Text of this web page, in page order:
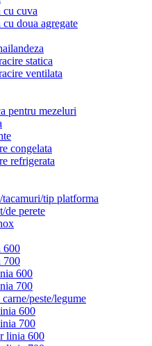
cu cuva
doua agregate
statica
ventilata
pentru mezeluri
congelata
refrigerata
tip platforma
de perete
600
700
600
700
peste/legume
600
700
linia 600